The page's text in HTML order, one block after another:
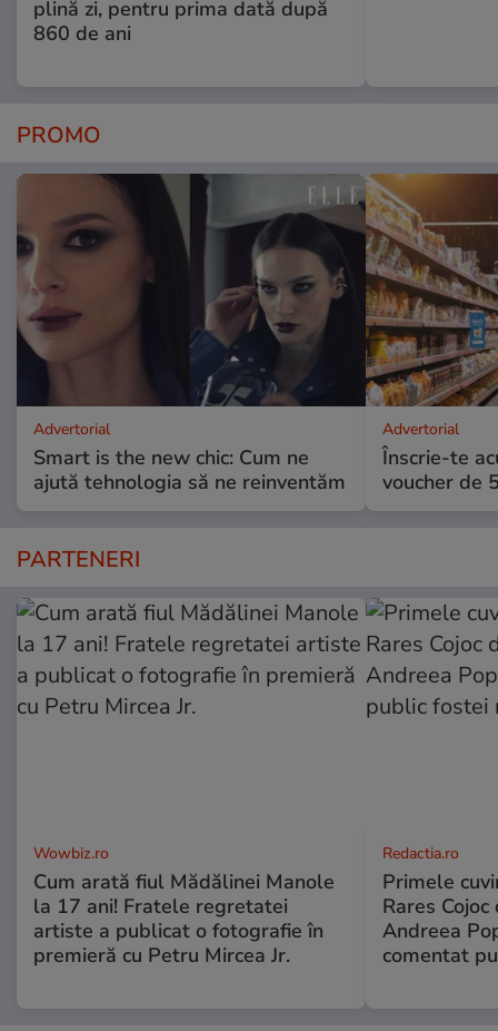
plină zi, pentru prima dată după
860 de ani
PROMO
Advertorial
Smart is the new chic: Cum ne
ajută tehnologia să ne reinventăm
Advertorial
Înscrie-te
voucher de
PARTENERI
Wowbiz.ro
Cum arată fiul Mădălinei Manole
la 17 ani! Fratele regretatei
artiste a publicat o fotografie în
premieră cu Petru Mircea Jr.
Redactia.ro
Primele
Rares
Andreea
comentat